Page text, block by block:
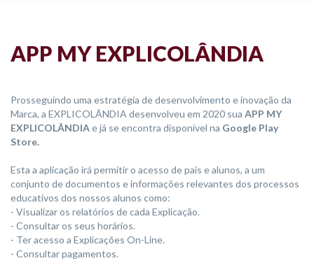
APP MY EXPLICOLÂNDIA
Prosseguindo uma estratégia de desenvolvimento e inovação da
Marca, a EXPLICOLÂNDIA desenvolveu em 2020 sua APP MY
EXPLICOLÂNDIAe já se encontra disponível na Google Play
Store.
Esta a aplicação irá permitir o acesso de pais e alunos, a um
conjunto de documentos e informações relevantes dos processos
educativos dos nossos alunos como:
- Visualizar os relatórios de cada Explicação.
- Consultar os seus horários.
- Ter acesso a Explicações On-Line.
- Consultar pagamentos.